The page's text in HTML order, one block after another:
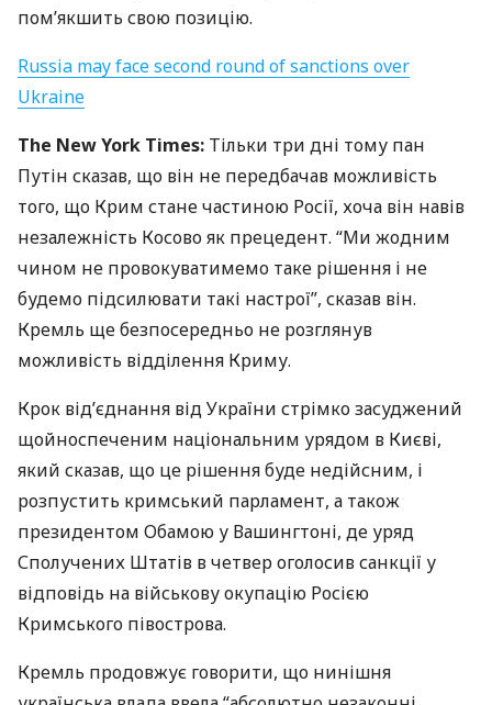
пом’якшить свою позицію.
Russia may face second round of sanctions over
Ukraine
The New York Times: Тільки три дні тому пан
Путін сказав, що він не передбачав можливість
того, що Крим стане частиною Росії, хоча він навів
незалежність Косово як прецедент. “Ми жодним
чином не провокуватимемо таке рішення і не
будемо підсилювати такі настрої”, сказав він.
Кремль ще безпосередньо не розглянув
можливість відділення Криму.
Крок від’єднання від України стрімко засуджений
щойноспеченим національним урядом в Києві,
який сказав, що це рішення буде недійсним, і
розпустить кримський парламент, а також
президентом Обамою у Вашингтоні, де уряд
Сполучених Штатів в четвер оголосив санкції у
відповідь на військову окупацію Росією
Кримського півострова.
Кремль продовжує говорити, що нинішня